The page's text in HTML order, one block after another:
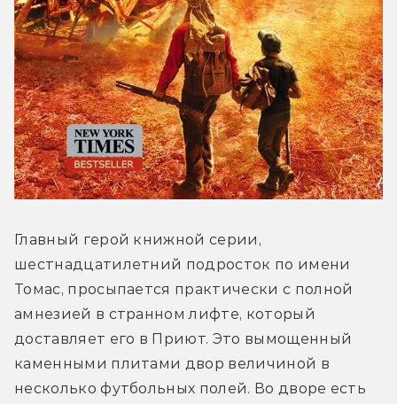
Главный герой книжной серии,
шестнадцатилетний подросток по имени
Томас, просыпается практически с полной
амнезией в странном лифте, который
доставляет его в Приют. Это вымощенный
каменными плитами двор величиной в
несколько футбольных полей. Во дворе есть